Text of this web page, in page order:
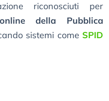
riconosciuti per
della Pubblica
sistemi come SPID